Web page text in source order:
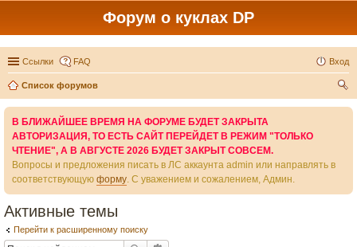
Форум о куклах DP
Ссылки FAQ Вход
Список форумов
В БЛИЖАЙШЕЕ ВРЕМЯ НА ФОРУМЕ БУДЕТ ЗАКРЫТА
АВТОРИЗАЦИЯ, ТО ЕСТЬ САЙТ ПЕРЕЙДЕТ В РЕЖИМ "ТОЛЬКО
ЧТЕНИЕ", А В АВГУСТЕ 2026 БУДЕТ ЗАКРЫТ СОВСЕМ.
Вопросы и предложения писать в ЛС аккаунта admin или направлять в
соответствующую форму. С уважением и сожалением, Админ.
Активные темы
Перейти к расширенному поиску